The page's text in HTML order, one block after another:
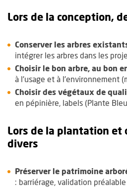
Lors de la conception,
Conserver les arbres
intégrer les arbres dans les
Choisir le bon arbre, au bon
à l’usage et à l’environnement
Choisir des végétaux de
en pépinière, labels (Plante
Lors de la plantation et
divers
Préserver le patrimoine
: barriérage, validation